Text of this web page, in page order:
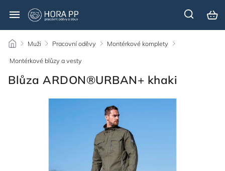
/ Muži / Pracovní oděvy / Montérkové komplety /
Montérkové blůzy a vesty
Blůza ARDON®URBAN+ khaki